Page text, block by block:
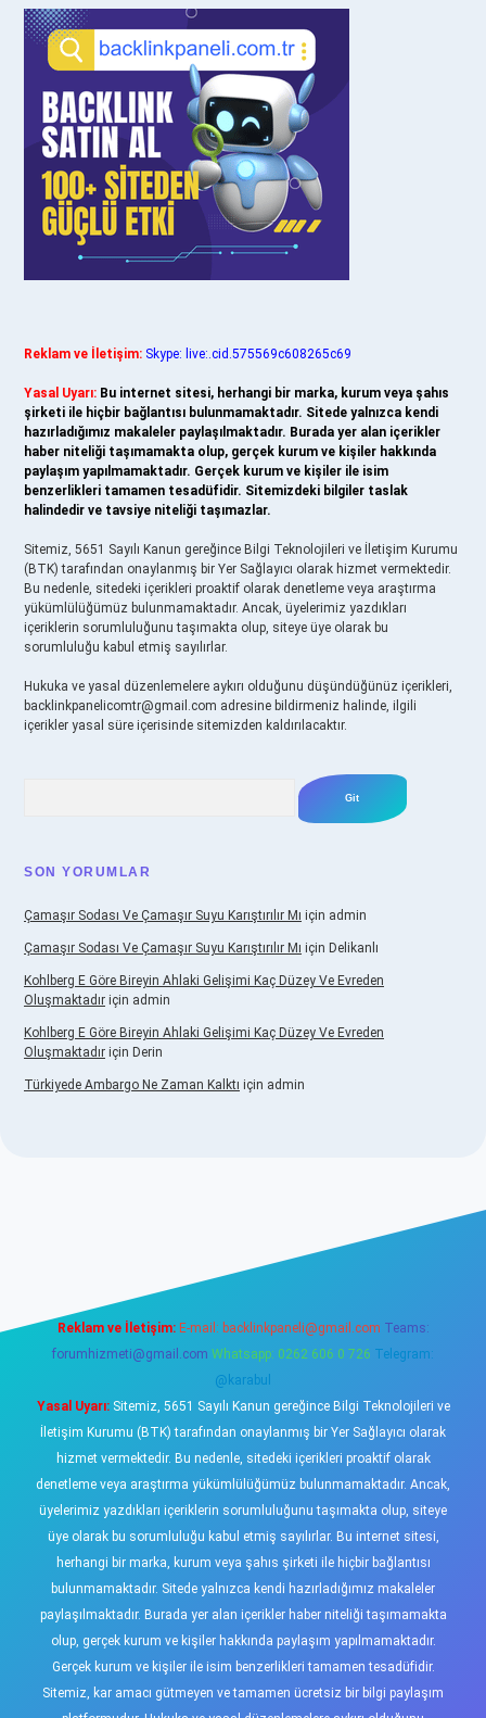
Reklam ve İletişim: Skype: live:.cid.575569c608265c69
Yasal Uyarı: Bu internet sitesi, herhangi bir marka, kurum veya şahıs
şirketi ile hiçbir bağlantısı bulunmamaktadır. Sitede yalnızca kendi
hazırladığımız makaleler paylaşılmaktadır. Burada yer alan içerikler
haber niteliği taşımamakta olup, gerçek kurum ve kişiler hakkında
paylaşım yapılmamaktadır. Gerçek kurum ve kişiler ile isim
benzerlikleri tamamen tesadüfidir. Sitemizdeki bilgiler taslak
halindedir ve tavsiye niteliği taşımazlar.
Sitemiz, 5651 Sayılı Kanun gereğince Bilgi Teknolojileri ve İletişim Kurumu
(BTK) tarafından onaylanmış bir Yer Sağlayıcı olarak hizmet vermektedir.
Bu nedenle, sitedeki içerikleri proaktif olarak denetleme veya araştırma
yükümlülüğümüz bulunmamaktadır. Ancak, üyelerimiz yazdıkları
içeriklerin sorumluluğunu taşımakta olup, siteye üye olarak bu
sorumluluğu kabul etmiş sayılırlar.
Hukuka ve yasal düzenlemelere aykırı olduğunu düşündüğünüz içerikleri,
backlinkpanelicomtr@gmail.com adresine bildirmeniz halinde, ilgili
içerikler yasal süre içerisinde sitemizden kaldırılacaktır.
SON YORUMLAR
Çamaşır Sodası Ve Çamaşır Suyu Karıştırılır Mı için admin
Çamaşır Sodası Ve Çamaşır Suyu Karıştırılır Mı için Delikanlı
Kohlberg E Göre Bireyin Ahlaki Gelişimi Kaç Düzey Ve Evreden
Oluşmaktadır için admin
Kohlberg E Göre Bireyin Ahlaki Gelişimi Kaç Düzey Ve Evreden
Oluşmaktadır için Derin
Türkiyede Ambargo Ne Zaman Kalktı için admin
Reklam ve İletişim: E-mail: backlinkpaneli@gmail.com Teams:
forumhizmeti@gmail.com Whatsapp: 0262 606 0 726 Telegram:
@karabul
Yasal Uyarı:Sitemiz, 5651 Sayılı Kanun gereğince Bilgi Teknolojileri ve
İletişim Kurumu (BTK) tarafından onaylanmış bir Yer Sağlayıcı olarak
hizmet vermektedir. Bu nedenle, sitedeki içerikleri proaktif olarak
denetleme veya araştırma yükümlülüğümüz bulunmamaktadır. Ancak,
üyelerimiz yazdıkları içeriklerin sorumluluğunu taşımakta olup, siteye
üye olarak bu sorumluluğu kabul etmiş sayılırlar. Bu internet sitesi,
herhangi bir marka, kurum veya şahıs şirketi ile hiçbir bağlantısı
bulunmamaktadır. Sitede yalnızca kendi hazırladığımız makaleler
paylaşılmaktadır. Burada yer alan içerikler haber niteliği taşımamakta
olup, gerçek kurum ve kişiler hakkında paylaşım yapılmamaktadır.
Gerçek kurum ve kişiler ile isim benzerlikleri tamamen tesadüfidir.
Sitemiz, kar amacı gütmeyen ve tamamen ücretsiz bir bilgi paylaşım